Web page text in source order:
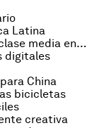
Latina
¿Están estancados los ingresos de la clase media en los Estados Unidos?
digitales
China
bicicletas
creativa